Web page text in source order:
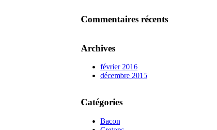
Commentaires récents
Archives
février 2016
décembre 2015
Catégories
Bacon